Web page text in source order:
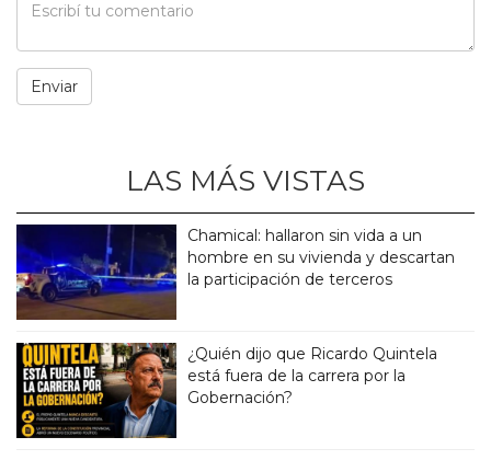
LAS MÁS VISTAS
Chamical: hallaron sin vida a un
hombre en su vivienda y descartan
la participación de terceros
¿Quién dijo que Ricardo Quintela
está fuera de la carrera por la
Gobernación?